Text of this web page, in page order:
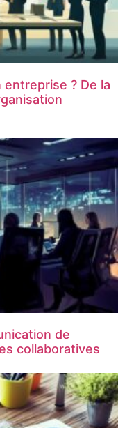
? De la
de
collaboratives